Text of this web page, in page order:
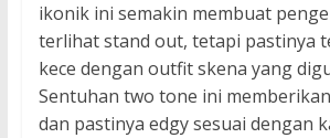
ikonik ini semakin membuat
terlihat stand out, tetapi pastinya
kece dengan outfit skena yang
Sentuhan two tone ini
dan pastinya edgy sesuai dengan